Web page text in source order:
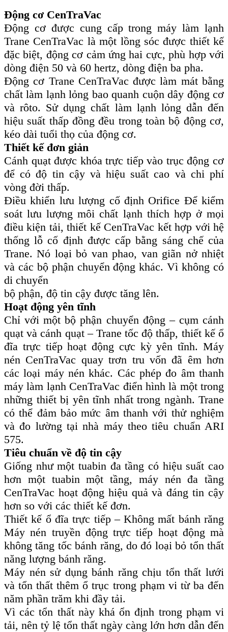
Động cơ CenTraVac
Động cơ được cung cấp trong máy làm lạnh
Trane CenTraVac là một lồng sóc được thiết kế
đặc biệt, động cơ cảm ứng hai cực, phù hợp với
dòng điện 50 và 60 hertz, dòng điện ba pha.
Động cơ Trane CenTraVac được làm mát bằng
chất làm lạnh lỏng bao quanh cuộn dây động cơ
và rôto. Sử dụng chất làm lạnh lỏng dẫn đến
hiệu suất thấp đồng đều trong toàn bộ động cơ,
kéo dài tuổi thọ của động cơ.
Thiết kế đơn giản
Cánh quạt được khóa trực tiếp vào trục động cơ
để có độ tin cậy và hiệu suất cao và chi phí
vòng đời thấp.
Điều khiển lưu lượng cố định Orifice Để kiểm
soát lưu lượng môi chất lạnh thích hợp ở mọi
điều kiện tải, thiết kế CenTraVac kết hợp với hệ
thống lỗ cố định được cấp bằng sáng chế của
Trane. Nó loại bỏ van phao, van giãn nở nhiệt
và các bộ phận chuyển động khác. Vì không có
di chuyển
bộ phận, độ tin cậy được tăng lên.
Hoạt động yên tĩnh
Chỉ với một bộ phận chuyển động – cụm cánh
quạt và cánh quạt – Trane tốc độ thấp, thiết kế ổ
đĩa trực tiếp hoạt động cực kỳ yên tĩnh. Máy
nén CenTraVac quay trơn tru vốn đã êm hơn
các loại máy nén khác. Các phép đo âm thanh
máy làm lạnh CenTraVac điển hình là một trong
những thiết bị yên tĩnh nhất trong ngành. Trane
có thể đảm bảo mức âm thanh với thử nghiệm
và đo lường tại nhà máy theo tiêu chuẩn ARI
575.
Tiêu chuẩn về độ tin cậy
Giống như một tuabin đa tầng có hiệu suất cao
hơn một tuabin một tầng, máy nén đa tầng
CenTraVac hoạt động hiệu quả và đáng tin cậy
hơn so với các thiết kế đơn.
Thiết kế ổ đĩa trực tiếp – Không mất bánh răng
Máy nén truyền động trực tiếp hoạt động mà
không tăng tốc bánh răng, do đó loại bỏ tổn thất
năng lượng bánh răng.
Máy nén sử dụng bánh răng chịu tổn thất lưới
và tổn thất thêm ổ trục trong phạm vi từ ba đến
năm phần trăm khi đầy tải.
Vì các tổn thất này khá ổn định trong phạm vi
tải, nên tỷ lệ tổn thất ngày càng lớn hơn dẫn đến